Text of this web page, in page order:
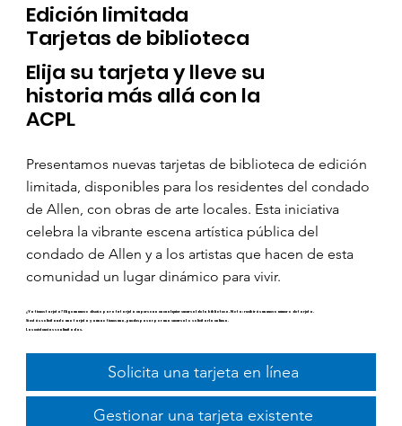
Edición limitada
Tarjetas de biblioteca
Elija su tarjeta y lleve su
historia más allá con la
ACPL
Presentamos nuevas tarjetas de biblioteca de edición
limitada, disponibles para los residentes del condado
de Allen, con obras de arte locales. Esta iniciativa
celebra la vibrante escena artística pública del
condado de Allen y a los artistas que hacen de esta
comunidad un lugar dinámico para vivir.
¿Ya tienes tarjeta? Elige un nuevo diseño para tu tarjeta en persona en cualquier sucursal de la biblioteca. Nota: recibirás un nuevo número de tarjeta.
Si estás solicitando una tarjeta y aún no tienes una, puedes pasar por una sucursal o solicitarla en línea.
Las existencias son limitadas.
Solicita una tarjeta en línea
Gestionar una tarjeta existente